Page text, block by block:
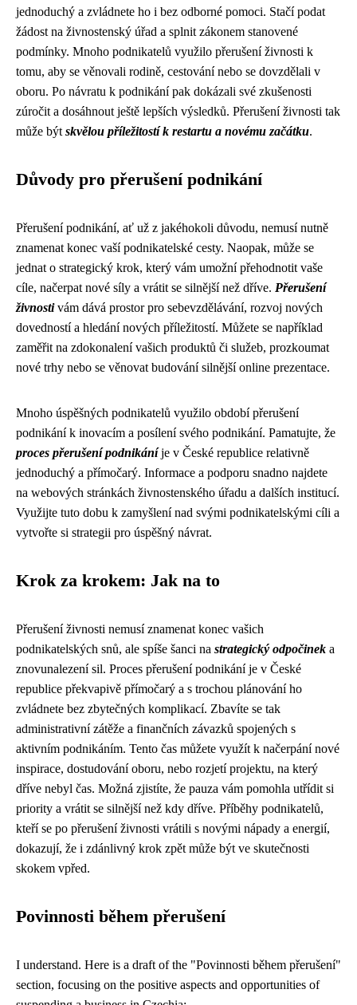
jednoduchý a zvládnete ho i bez odborné pomoci. Stačí podat
žádost na živnostenský úřad a splnit zákonem stanovené
podmínky. Mnoho podnikatelů využilo přerušení živnosti k
tomu, aby se věnovali rodině, cestování nebo se dovzdělali v
oboru. Po návratu k podnikání pak dokázali své zkušenosti
zúročit a dosáhnout ještě lepších výsledků. Přerušení živnosti tak
může být skvělou příležitostí k restartu a novému začátku.
Důvody pro přerušení podnikání
Přerušení podnikání, ať už z jakéhokoli důvodu, nemusí nutně
znamenat konec vaší podnikatelské cesty. Naopak, může se
jednat o strategický krok, který vám umožní přehodnotit vaše
cíle, načerpat nové síly a vrátit se silnější než dříve. Přerušení
živnostivám dává prostor pro sebevzdělávání, rozvoj nových
dovedností a hledání nových příležitostí. Můžete se například
zaměřit na zdokonalení vašich produktů či služeb, prozkoumat
nové trhy nebo se věnovat budování silnější online prezentace.
Mnoho úspěšných podnikatelů využilo období přerušení
podnikání k inovacím a posílení svého podnikání. Pamatujte, že
proces přerušení podnikáníje v České republice relativně
jednoduchý a přímočarý. Informace a podporu snadno najdete
na webových stránkách živnostenského úřadu a dalších institucí.
Využijte tuto dobu k zamyšlení nad svými podnikatelskými cíli a
vytvořte si strategii pro úspěšný návrat.
Krok za krokem: Jak na to
Přerušení živnosti nemusí znamenat konec vašich
podnikatelských snů, ale spíše šanci na strategický odpočinek a
znovunalezení sil. Proces přerušení podnikání je v České
republice překvapivě přímočarý a s trochou plánování ho
zvládnete bez zbytečných komplikací. Zbavíte se tak
administrativní zátěže a finančních závazků spojených s
aktivním podnikáním. Tento čas můžete využít k načerpání nové
inspirace, dostudování oboru, nebo rozjetí projektu, na který
dříve nebyl čas. Možná zjistíte, že pauza vám pomohla utřídit si
priority a vrátit se silnější než kdy dříve. Příběhy podnikatelů,
kteří se po přerušení živnosti vrátili s novými nápady a energií,
dokazují, že i zdánlivný krok zpět může být ve skutečnosti
skokem vpřed.
Povinnosti během přerušení
I understand. Here is a draft of the "Povinnosti během přerušení"
section, focusing on the positive aspects and opportunities of